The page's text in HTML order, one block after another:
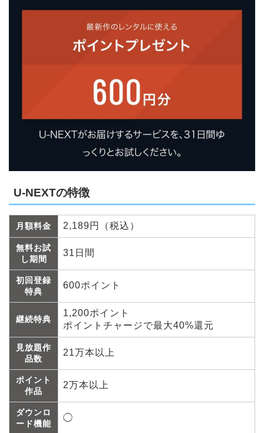
U-NEXTの特徴
月額料金 2,189円（税込）
無料お試
し期間
31日間
初回登録
特典
600ポイント
継続特典
1,200ポイント
ポイントチャージで最大40%還元
見放題作
品数
21万本以上
ポイント
作品
2万本以上
ダウンロ
ード機能
◯